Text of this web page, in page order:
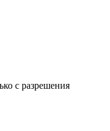
с разрешения